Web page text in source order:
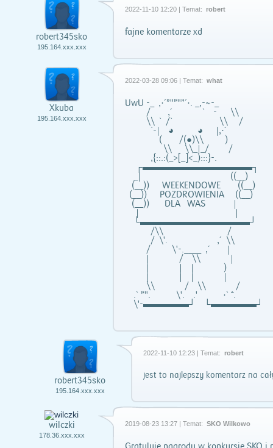
robert345sko
195.164.xxx.xxx
2022-11-10 12:20 | Temat: robert
fajne komentarze xd
Xkuba
195.164.xxx.xxx
2022-03-28 09:06 | Temat: what
UwU -_ ,·´”"”"”´·. _,-~-_
/ ,´ ` - \\
\\ ` /` \\ /
`-| ◕ ◕ |,·´
( /(●)\\ )
\\ \\_|_/ /
,{::.:(_>[_]<_):::}-.
┌▬▬▬▬▬▬▬▬▬▬▬▬┐
_| ((__)
(__)) WEEKENDOWE ((__)
(__)) POZDROWIENIA ((__)
(__)) DLA WAS |
└▬▬▬▬▬▬▬▬▬▬▬▬┘
/\\ /
/ \'. ,´ \\
/ \'-.____ ,´ |
| / \\ |
| | | )
\\ / \\ /
.` ”". \'. .' ·` ̃´.
\'-▬▬▬▬▬┘ └▬▬▬▬▬┘
robert345sko
195.164.xxx.xxx
2022-11-10 12:23 | Temat: robert
jest to najlepszy komentarz na
wilczki
178.36.xxx.xxx
2019-08-23 13:27 | Temat: SKO Wilkowo